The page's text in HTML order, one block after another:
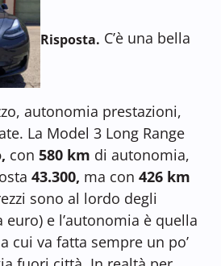
Risposta. C’è una bella
autonomia prestazioni,
La Model 3 Long Range
con 580 km di autonomia,
43.300, ma con 426 km
sono al lordo degli
e l’autonomia è quella
cui va fatta sempre un po’